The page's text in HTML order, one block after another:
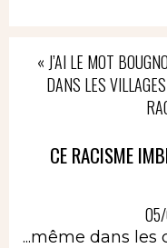
« J’AI LE MOT
DANS LES
CE RACISME
...même dans les